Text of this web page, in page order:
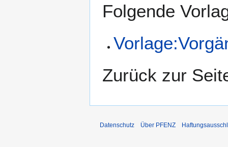
Folgende
Zurück zur
Datenschutz Über PFENZ